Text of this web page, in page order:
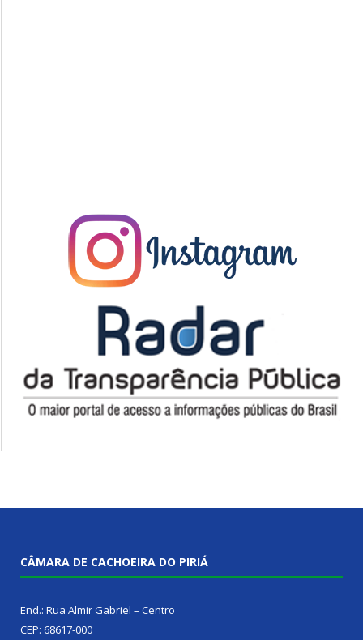
CÂMARA DE CACHOEIRA DO PIRIÁ
End.: Rua Almir Gabriel – Centro
CEP: 68617-000